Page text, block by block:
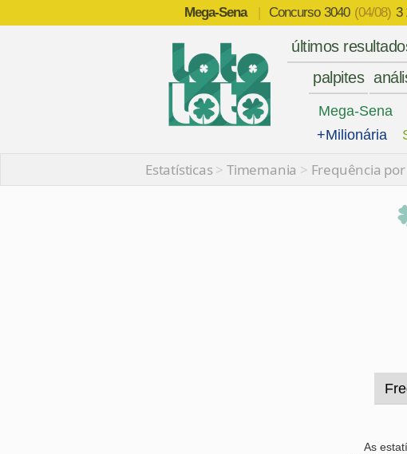
Mega-Sena | Concurso 3040 (04/08) 3
últimos
palpites
Mega-Sena
+Milionária
Estatísticas>Timemania > Frequência
As